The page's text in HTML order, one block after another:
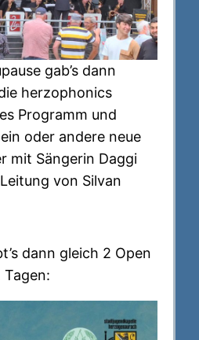
gab’s dann
herzophonics
Programm und
oder andere neue
mit Sängerin Daggi
von Silvan
dann gleich 2 Open